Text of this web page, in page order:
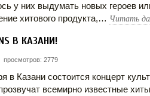
у них выдумать новых героев
хитового продукта,… Читать
В КАЗАНИ!
просмотров: 2779
в Казани состоится концерт
всемирно известные